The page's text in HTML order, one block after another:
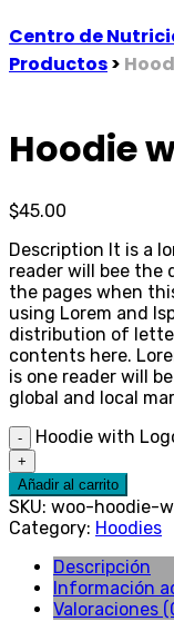
Centro de
Productos>
Hoodie
$45.00
Description It is a
reader will bee
the pages when
using Lorem and
distribution of
contents here.
is one reader will
global and local
- Hoodie with
+
Añadir al carrito
SKU: woo-hoodie-
Category: Hoodies
Descripción
Información
Valoraciones